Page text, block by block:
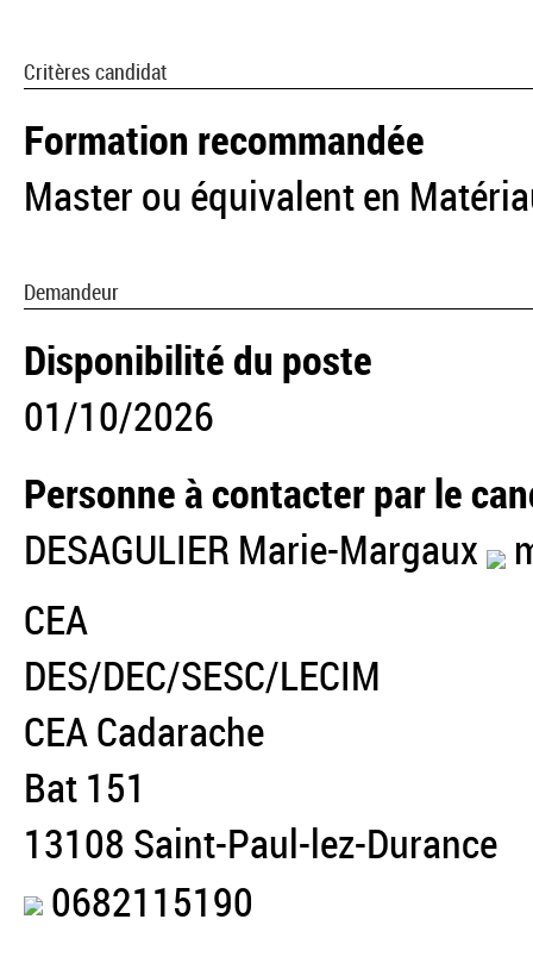
Critères candidat
Formation recommandée
Master ou équivalent en
Demandeur
Disponibilité du poste
01/10/2026
Personne à contacter par le
DESAGULIER Marie-Margaux
CEA
DES/DEC/SESC/LECIM
CEA Cadarache
Bat 151
13108 Saint-Paul-lez-Durance
0682115190